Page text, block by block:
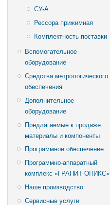
СУ-А
Рессора прижимная
Комплектность поставки
Вспомогательное
оборудование
Средства метрологического
обеспечения
Дополнительное
оборудование
Предлагаемые к продаже
материалы и компоненты
Программное обеспечение
Программно-аппаратный
комплекс «ГРАНИТ-ОНИКС»
Наше производство
Сервисные услуги